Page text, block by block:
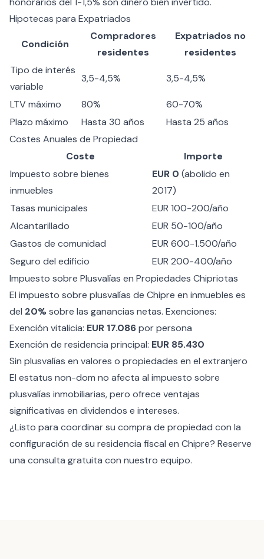
Hipotecas para Expatriados
Condición
Compradores
residentes
Expatriados no
residentes
Tipo de interés
variable
3,5-4,5% 3,5-4,5%
LTV máximo 80%
60-70%
Plazo máximo
Hasta 30 años
Hasta 25 años
Costes Anuales de Propiedad
Coste
Importe
Impuesto sobre bienes
inmuebles
EUR 0 (abolido en
2017)
Tasas municipales
EUR 100-200/año
Alcantarillado
EUR 50-100/año
Gastos de comunidad
EUR 600-1.500/año
Seguro del edificio
EUR 200-400/año
Impuesto sobre Plusvalías en Propiedades Chipriotas
El impuesto sobre plusvalías de Chipre en inmuebles es
del 20%sobre las ganancias netas. Exenciones:
Exención vitalicia: EUR 17.086por persona
Exención de residencia principal: EUR 85.430
Sin plusvalías en valores o propiedades en el extranjero
El estatus non-dom no afecta al impuesto sobre
plusvalías inmobiliarias, pero ofrece ventajas
significativas en dividendos e intereses.
¿Listo para coordinar su compra de propiedad con la
configuración de su residencia fiscal en Chipre? Reserve
una consulta gratuita con nuestro equipo.